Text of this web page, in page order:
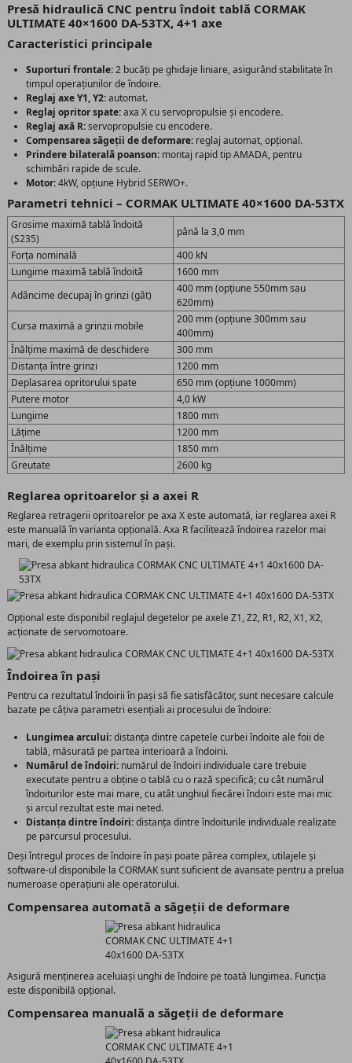
Presă hidraulică CNC pentru îndoit tablă CORMAK
ULTIMATE 40×1600 DA-53TX, 4+1 axe
Caracteristici principale
Suporturi frontale:2 bucăți pe ghidaje liniare, asigurând stabilitate în
timpul operațiunilor de îndoire.
Reglaj axe Y1, Y2:automat.
Reglaj opritor spate:axa X cu servopropulsie și encodere.
Reglaj axă R:servopropulsie cu encodere.
Compensarea săgeții de deformare: reglaj automat, opțional.
Prindere bilaterală poanson: montaj rapid tip AMADA, pentru
schimbări rapide de scule.
Motor:4kW, opțiune Hybrid SERWO+.
Parametri tehnici – CORMAK ULTIMATE 40×1600 DA-53TX
Grosime maximă tablă îndoită
(S235)
până la 3,0 mm
Forța nominală
400 kN
Lungime maximă tablă îndoită
1600 mm
Adâncime decupaj în grinzi (gât)
400 mm (opțiune 550mm sau
620mm)
Cursa maximă a grinzii mobile
200 mm (opțiune 300mm sau
400mm)
Înălțime maximă de deschidere
300 mm
Distanța între grinzi
1200 mm
Deplasarea opritorului spate
650 mm (opțiune 1000mm)
Putere motor
4,0 kW
Lungime
1800 mm
Lățime
1200 mm
Înălțime
1850 mm
Greutate
2600 kg
Reglarea opritoarelor și a axei R
Reglarea retragerii opritoarelor pe axa X este automată, iar reglarea axei R
este manuală în varianta opțională. Axa R facilitează îndoirea razelor mai
mari, de exemplu prin sistemul în pași.
Opțional este disponibil reglajul degetelor pe axele Z1, Z2, R1, R2, X1, X2,
acționate de servomotoare.
Îndoirea în pași
Pentru ca rezultatul îndoirii în pași să fie satisfăcător, sunt necesare calcule
bazate pe câțiva parametri esențiali ai procesului de îndoire:
Lungimea arcului:distanța dintre capetele curbei îndoite ale foii de
tablă, măsurată pe partea interioară a îndoirii.
Numărul de îndoiri: numărul de îndoiri individuale care trebuie
executate pentru a obține o tablă cu o rază specifică; cu cât numărul
îndoiturilor este mai mare, cu atât unghiul fiecărei îndoiri este mai mic
și arcul rezultat este mai neted.
Distanța dintre îndoiri:distanța dintre îndoiturile individuale realizate
pe parcursul procesului.
Deși întregul proces de îndoire în pași poate părea complex, utilajele și
software-ul disponibile la CORMAK sunt suficient de avansate pentru a prelua
numeroase operațiuni ale operatorului.
Compensarea automată a săgeții de deformare
Asigură menținerea aceluiași unghi de îndoire pe toată lungimea. Funcția
este disponibilă opțional.
Compensarea manuală a săgeții de deformare